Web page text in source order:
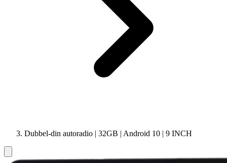
Dubbel-din autoradio | 32GB | Android 10 | 9 INCH